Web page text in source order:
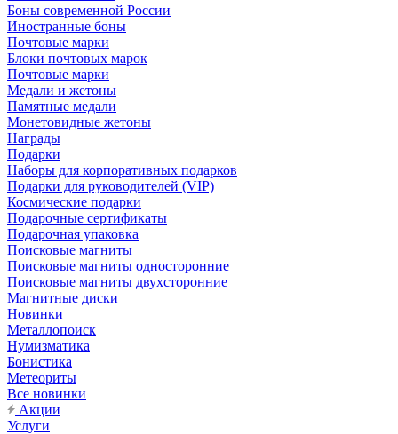
Боны современной России
Иностранные боны
Почтовые марки
Блоки почтовых марок
Почтовые марки
Медали и жетоны
Памятные медали
Монетовидные жетоны
Награды
Подарки
Наборы для корпоративных подарков
Подарки для руководителей (VIP)
Космические подарки
Подарочные сертификаты
Подарочная упаковка
Поисковые магниты
Поисковые магниты односторонние
Поисковые магниты двухсторонние
Магнитные диски
Новинки
Металлопоиск
Нумизматика
Бонистика
Метеориты
Все новинки
Акции
Услуги